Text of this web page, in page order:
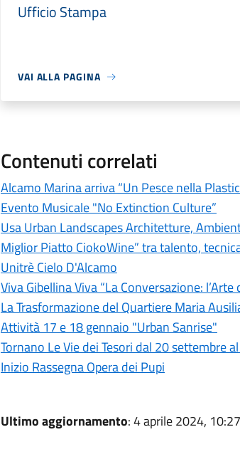
Ufficio Stampa
VAI ALLA PAGINA
Contenuti correlati
Alcamo Marina arriva “Un Pesce nella
Evento Musicale "No Extinction Culture”
Usa Urban Landscapes Architetture,
Miglior Piatto CiokoWine” tra talento,
Unitrè Cielo D'Alcamo
Viva Gibellina Viva “La Conversazione:
La Trasformazione del Quartiere Maria
Attività 17 e 18 gennaio "Urban Sanrise"
Tornano Le Vie dei Tesori dal 20 settembre
Inizio Rassegna Opera dei Pupi
Ultimo aggiornamento: 4 aprile 2024, 10:27